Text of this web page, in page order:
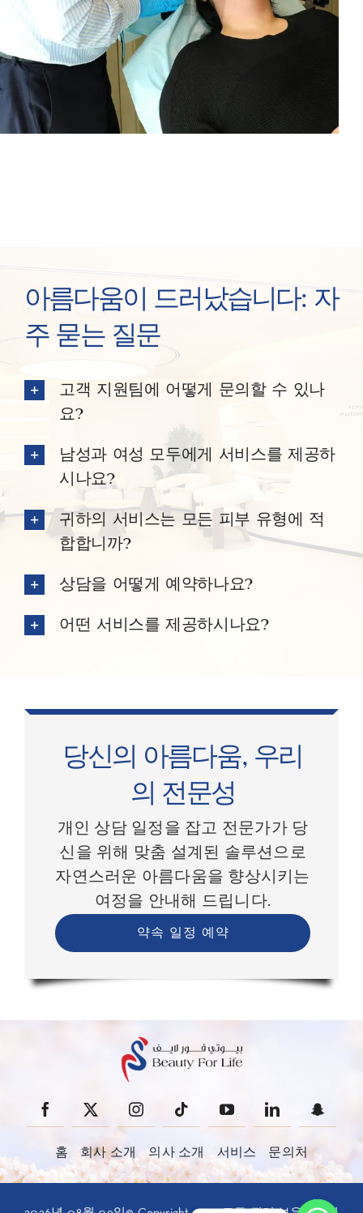
아름다움이 드러났습니다: 자
주 묻는 질문
고객 지원팀에 어떻게 문의할 수 있나
요?
남성과 여성 모두에게 서비스를 제공하
시나요?
귀하의 서비스는 모든 피부 유형에 적
합합니까?
상담을 어떻게 예약하나요?
어떤 서비스를 제공하시나요?
당신의 아름다움, 우리
의 전문성
개인 상담 일정을 잡고 전문가가 당
신을 위해 맞춤 설계된 솔루션으로
자연스러운 아름다움을 향상시키는
여정을 안내해 드립니다.
약속 일정 예약
홈 회사 소개 의사 소개 서비스 문의처